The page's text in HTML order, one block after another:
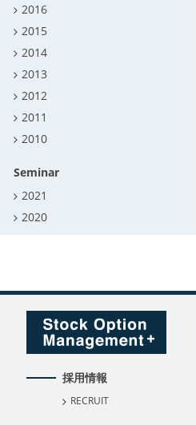
2016
2015
2014
2013
2012
2011
2010
Seminar
2021
2020
採用情報
RECRUIT